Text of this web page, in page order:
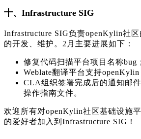
十、Infrastructure SIG
Infrastructure SIG负责openKylin社
的开发、维护。2月主要进展如下：
修复代码扫描平台项目名称bug；
Weblate翻译平台支持openKylin
CLA组织签署完成后的通知邮
操作指南文件。
欢迎所有对openKylin社区基础设施
的爱好者加入到Infrastructure SIG！